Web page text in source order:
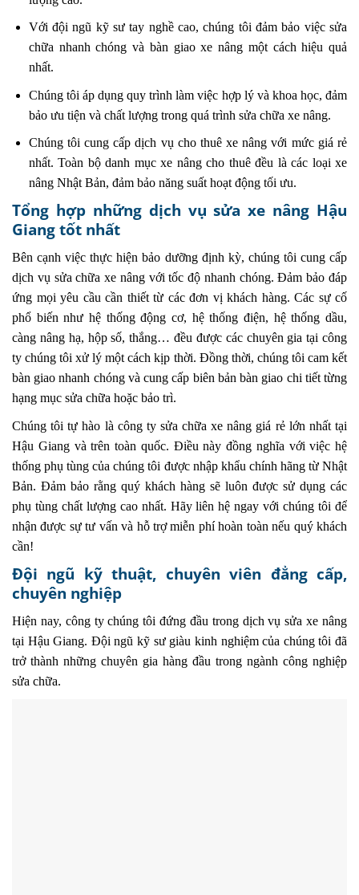
Với đội ngũ kỹ sư tay nghề cao, chúng tôi đảm bảo việc sửa
chữa nhanh chóng và bàn giao xe nâng một cách hiệu quả
nhất.
Chúng tôi áp dụng quy trình làm việc hợp lý và khoa học, đảm
bảo ưu tiện và chất lượng trong quá trình sửa chữa xe nâng.
Chúng tôi cung cấp dịch vụ cho thuê xe nâng với mức giá rẻ
nhất. Toàn bộ danh mục xe nâng cho thuê đều là các loại xe
nâng Nhật Bản, đảm bảo năng suất hoạt động tối ưu.
Tổng hợp những dịch vụ sửa xe nâng Hậu
Giang tốt nhất
Bên cạnh việc thực hiện bảo dưỡng định kỳ, chúng tôi cung cấp
dịch vụ sửa chữa xe nâng với tốc độ nhanh chóng. Đảm bảo đáp
ứng mọi yêu cầu cần thiết từ các đơn vị khách hàng. Các sự cố
phổ biến như hệ thống động cơ, hệ thống điện, hệ thống dầu,
càng nâng hạ, hộp số, thắng… đều được các chuyên gia tại công
ty chúng tôi xử lý một cách kịp thời. Đồng thời, chúng tôi cam kết
bàn giao nhanh chóng và cung cấp biên bản bàn giao chi tiết từng
hạng mục sửa chữa hoặc bảo trì.
Chúng tôi tự hào là công ty sửa chữa xe nâng giá rẻ lớn nhất tại
Hậu Giang và trên toàn quốc. Điều này đồng nghĩa với việc hệ
thống phụ tùng của chúng tôi được nhập khẩu chính hãng từ Nhật
Bản. Đảm bảo rằng quý khách hàng sẽ luôn được sử dụng các
phụ tùng chất lượng cao nhất. Hãy liên hệ ngay với chúng tôi để
nhận được sự tư vấn và hỗ trợ miễn phí hoàn toàn nếu quý khách
cần!
Đội ngũ kỹ thuật, chuyên viên đẳng cấp,
chuyên nghiệp
Hiện nay, công ty chúng tôi đứng đầu trong dịch vụ sửa xe nâng
tại Hậu Giang. Đội ngũ kỹ sư giàu kinh nghiệm của chúng tôi đã
trở thành những chuyên gia hàng đầu trong ngành công nghiệp
sửa chữa.